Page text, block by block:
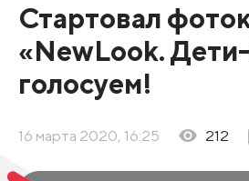
Стартовал
«NewLook.
голосуем!
16 марта 2020, 16:25 212